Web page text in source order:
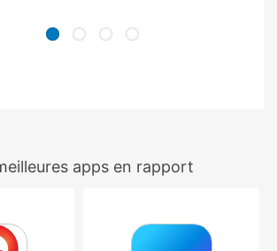
apps en rapport